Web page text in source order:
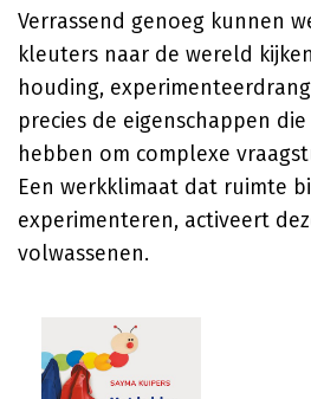
Verrassend genoeg kunnen
kleuters naar de wereld
houding,
precies de eigenschappen
hebben om complexe
Een werkklimaat dat ruimte
experimenteren, activeert
volwassenen.